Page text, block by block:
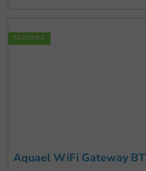
NOVINKA
Aquael WiFi Gateway BT